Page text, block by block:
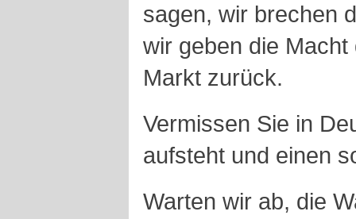
sagen, wir brechen
wir geben die
Markt zurück.
Vermissen Sie in
aufsteht und einen
Warten wir ab, die